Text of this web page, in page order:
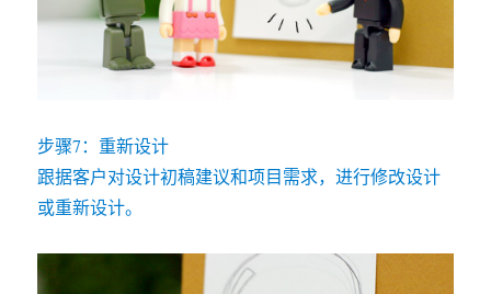
步骤7：重新设计
跟据客户对设计初稿建议和项目需求，进行修改设计
或重新设计。